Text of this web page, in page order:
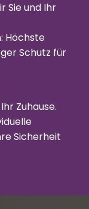
Sie und Ihr
Höchste
Schutz für
Zuhause.
Sicherheit